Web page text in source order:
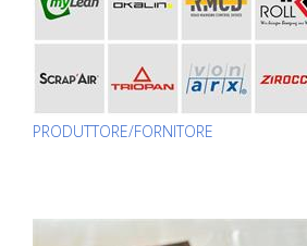
PRODUTTORE/FORNITORE